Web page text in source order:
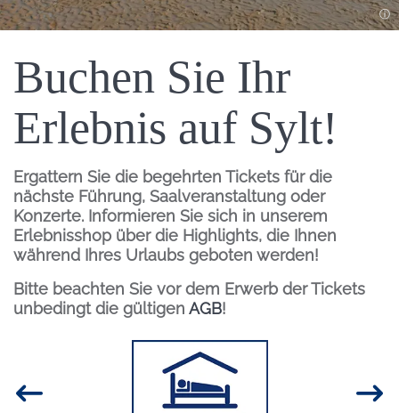
Einleitung
Buchen Sie Ihr
Erlebnis auf Sylt!
Ergattern Sie die begehrten Tickets für die
nächste Führung, Saalveranstaltung oder
Konzerte. Informieren Sie sich in unserem
Erlebnisshop über die Highlights, die Ihnen
während Ihres Urlaubs geboten werden!
Bitte beachten Sie vor dem Erwerb der Tickets
unbedingt die gültigen AGB!
Bild